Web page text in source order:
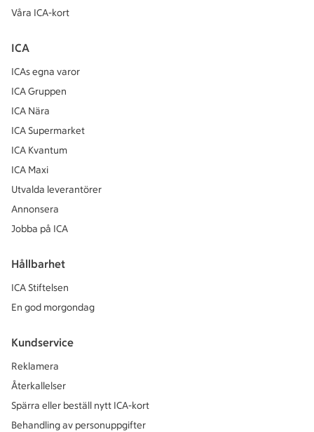
Våra ICA-kort
ICA
ICAs egna varor
ICA Gruppen
ICA Nära
ICA Supermarket
ICA Kvantum
ICA Maxi
Utvalda leverantörer
Annonsera
Jobba på ICA
Hållbarhet
ICA Stiftelsen
En god morgondag
Kundservice
Reklamera
Återkallelser
Spärra eller beställ nytt ICA-kort
Behandling av personuppgifter